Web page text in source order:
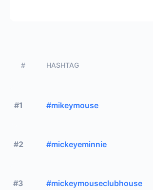
# HASHTAG
#1 #mikeymouse
#2 #mickeyeminnie
#3 #mickeymouseclubhouse